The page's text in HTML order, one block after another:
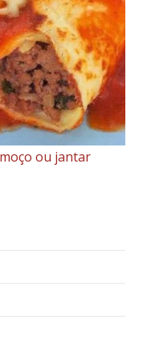
ou jantar